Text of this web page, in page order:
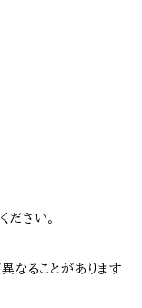
さい。
なることがあります